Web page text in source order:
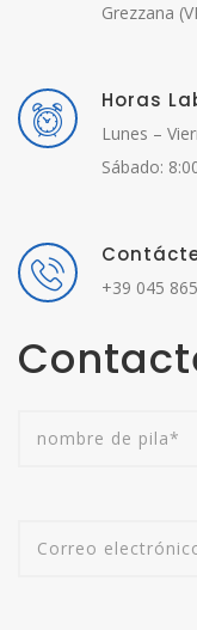
Grezzana
Horas
Lunes –
Sábado:
+39 045